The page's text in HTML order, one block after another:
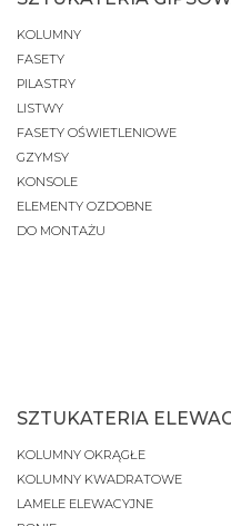
KOLUMNY
FASETY
PILASTRY
LISTWY
FASETY OŚWIETLENIOWE
GZYMSY
KONSOLE
ELEMENTY OZDOBNE
DO MONTAŻU
SZTUKATERIA
KOLUMNY OKRĄGŁE
KOLUMNY KWADRATOWE
LAMELE ELEWACYJNE